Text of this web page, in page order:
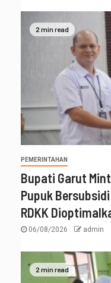
2 min read
PEMERINTAHAN
Bupati Garut
Pupuk
RDKK
06/08/2026 admin
2 min read